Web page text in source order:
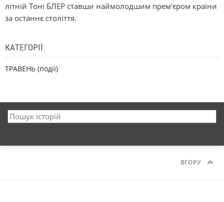
літній Тоні БЛЕР ставши наймолодшим прем'єром країни
за останнє століття.
КАТЕГОРІЇ:
ТРАВЕНЬ (події)
ВГОРУ